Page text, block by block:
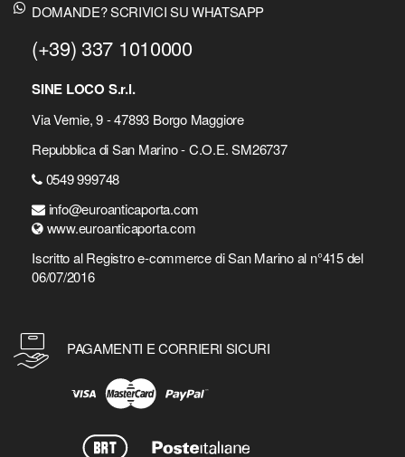
DOMANDE? SCRIVICI SU WHATSAPP
(+39) 337 1010000
SINE LOCO S.r.l.
Via Vernie, 9 - 47893 Borgo Maggiore
Repubblica di San Marino - C.O.E. SM26737
0549 999748
info@euroanticaporta.com
www.euroanticaporta.com
Iscritto al Registro e-commerce di San Marino al n°415 del
06/07/2016
PAGAMENTI E CORRIERI SICURI